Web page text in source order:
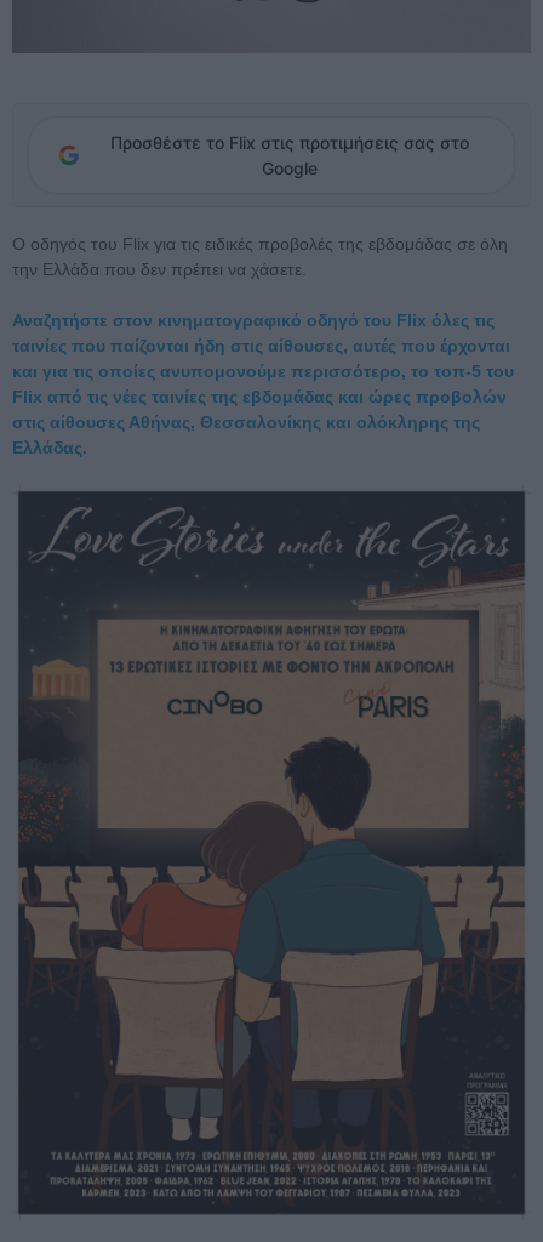
Προσθέστε το Flix στις προτιμήσεις σας στο
Google
Ο οδηγός του Flix για τις ειδικές προβολές της εβδομάδας σε όλη
την Ελλάδα που δεν πρέπει να χάσετε.
Αναζητήστε στον κινηματογραφικό οδηγό του Flix όλες τις
ταινίες που παίζονται ήδη στις αίθουσες, αυτές που έρχονται
και για τις οποίες ανυπομονούμε περισσότερο, το τοπ-5 του
Flix από τις νέες ταινίες της εβδομάδας και ώρες προβολών
στις αίθουσες Αθήνας, Θεσσαλονίκης και ολόκληρης της
Ελλάδας.